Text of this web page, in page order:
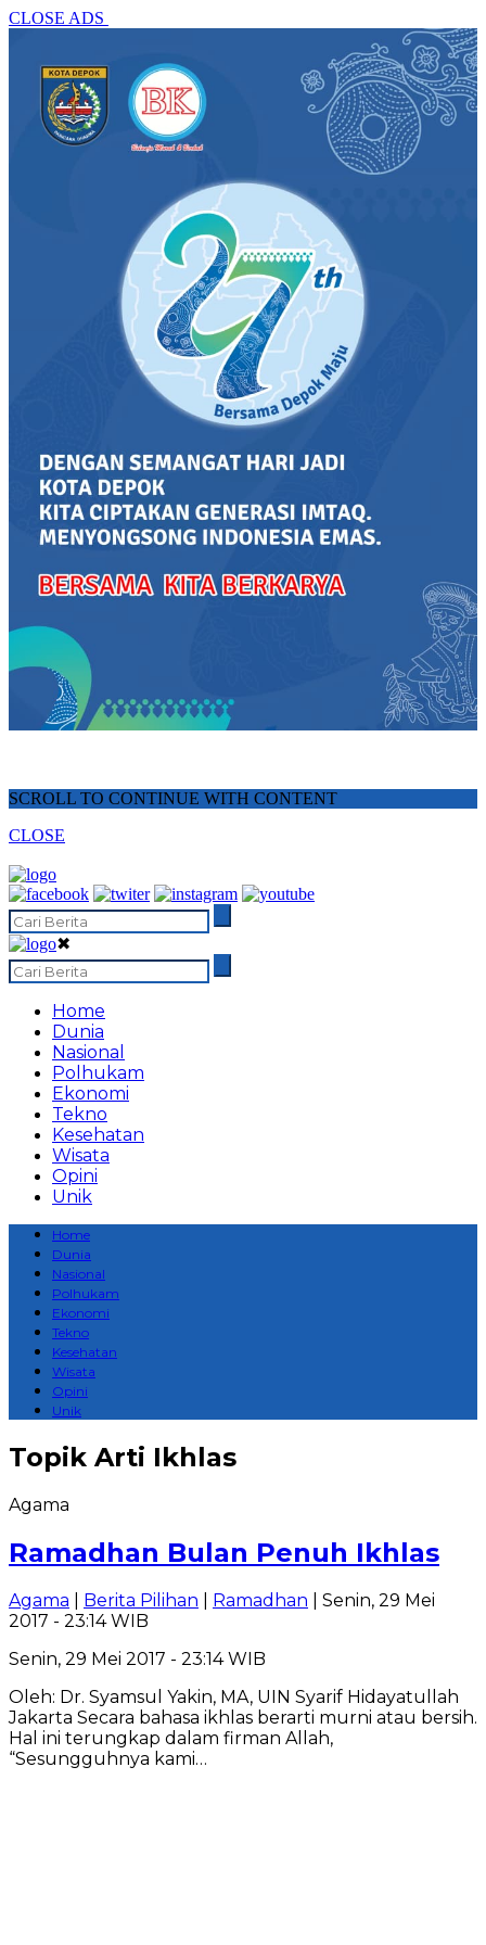
CLOSE ADS
SCROLL TO CONTINUE WITH CONTENT
CLOSE
✖
Home
Dunia
Nasional
Polhukam
Ekonomi
Tekno
Kesehatan
Wisata
Opini
Unik
Home
Dunia
Nasional
Polhukam
Ekonomi
Tekno
Kesehatan
Wisata
Opini
Unik
Topik Arti Ikhlas
Agama
Ramadhan Bulan Penuh Ikhlas
Agama Berita Pilihan Ramadhan | Senin, 29 Mei
2017 - 23:14 WIB
Senin, 29 Mei 2017 - 23:14 WIB
Oleh: Dr. Syamsul Yakin, MA, UIN Syarif Hidayatullah
Jakarta Secara bahasa ikhlas berarti murni atau bersih.
Hal ini terungkap dalam firman Allah,
“Sesungguhnya kami…